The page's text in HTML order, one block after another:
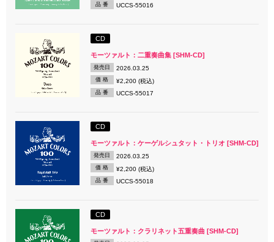
品 番 UCCS-55016
CD
モーツァルト：二重奏曲集 [SHM-CD]
発売日 2026.03.25
価 格 ¥2,200 (税込)
品 番 UCCS-55017
CD
モーツァルト：ケーゲルシュタット・トリオ [SHM-CD]
発売日 2026.03.25
価 格 ¥2,200 (税込)
品 番 UCCS-55018
CD
モーツァルト：クラリネット五重奏曲 [SHM-CD]